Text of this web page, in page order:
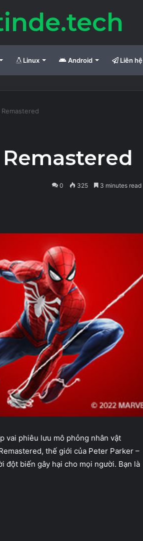
Linux Android Liên hệ
Remastered
0 325 3 minutes read
vai phiêu lưu mô phỏng nhân vật
thế giới của Peter Parker –
đột biến gây hại cho mọi người. Bạn là